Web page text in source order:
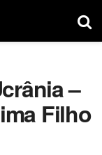
–
Filho